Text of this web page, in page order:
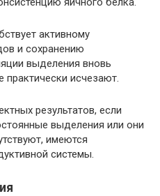
активному
и сохранению
выделения вновь
практически исчезают.
результатов, если
выделения или они
имеются
системы.